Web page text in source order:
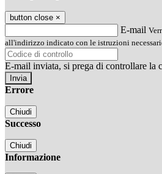
button close ×
E-mail
all'indirizzo indicato con le istruzioni
E-mail inviata, si prega di controllare la
Errore
Chiudi
Successo
Chiudi
Informazione